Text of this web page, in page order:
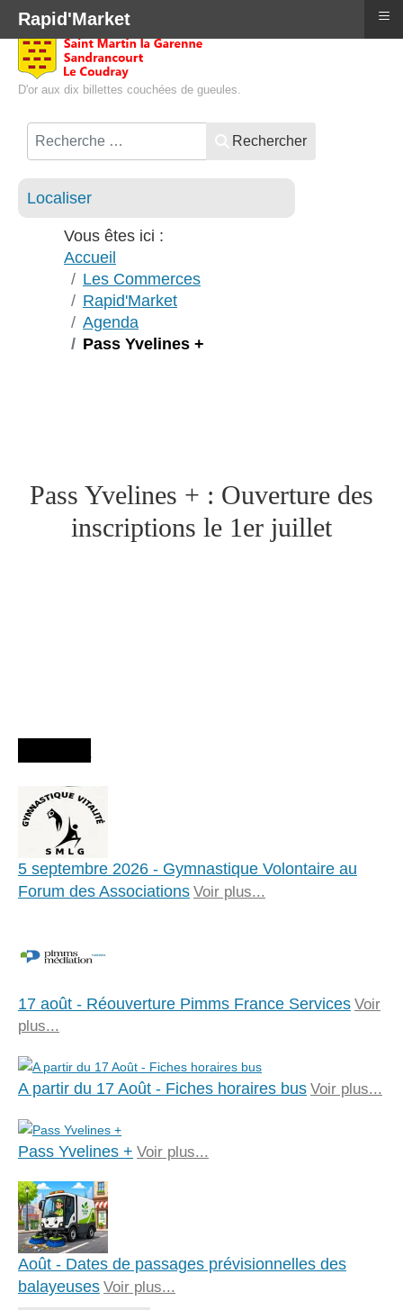
D'or aux dix billettes couchées de gueules.
Rechercher
Localiser
Vous êtes ici :
Accueil
Les Commerces
Rapid'Market
Agenda
Pass Yvelines +
Pass Yvelines + : Ouverture des
inscriptions le 1er juillet
5 septembre 2026 - Gymnastique Volontaire au
Forum des Associations Voir plus...
17 août - Réouverture Pimms France Services Voir
plus...
A partir du 17 Août - Fiches horaires bus Voir plus...
Pass Yvelines + Voir plus...
Août - Dates de passages prévisionnelles des
balayeuses Voir plus...
Rapid'Market ≡